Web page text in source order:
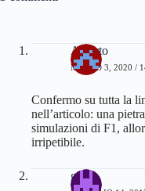
Alberto
MARZO 3, 2020 /
Confermo su tutta la
nell’articolo: una
simulazioni di F1,
irripetibile.
gilez